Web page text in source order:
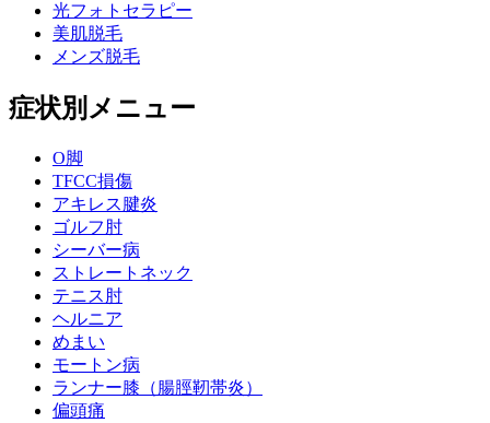
光フォトセラピー
美肌脱毛
メンズ脱毛
症状別メニュー
O脚
TFCC損傷
アキレス腱炎
ゴルフ肘
シーバー病
ストレートネック
テニス肘
ヘルニア
めまい
モートン病
ランナー膝（腸脛靭帯炎）
偏頭痛